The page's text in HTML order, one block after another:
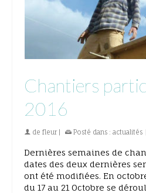
Chantiers
2016
de fleur | Posté dans : actualités
Dernières semaines de
dates des deux dernières
ont été modifiées. En
du 17 au 21 Octobre se